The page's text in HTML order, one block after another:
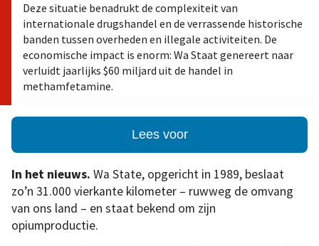
Deze situatie benadrukt de complexiteit van
internationale drugshandel en de verrassende historische
banden tussen overheden en illegale activiteiten. De
economische impact is enorm: Wa Staat genereert naar
verluidt jaarlijks $60 miljard uit de handel in
methamfetamine.
Lees voor
In het nieuws. Wa State, opgericht in 1989, beslaat
zo’n 31.000 vierkante kilometer – ruwweg de omvang
van ons land – en staat bekend om zijn
opiumproductie.